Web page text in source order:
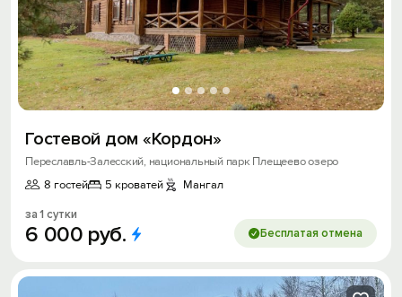
Гостевой дом «Кордон»
Переславль-Залесский, национальный парк Плещеево озеро
8 гостей
5 кроватей Мангал
за 1 сутки
6 000 руб. Бесплатая отмена